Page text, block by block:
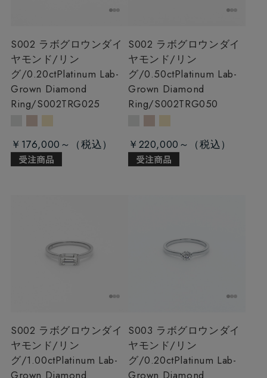
S002 ラボグロウンダイ
ヤモンド/リン
グ/0.20ctPlatinum Lab-
Grown Diamond
Ring/S002TRG025
￥176,000～
S002 ラボグロウンダイ
ヤモンド/リン
グ/0.50ctPlatinum Lab-
Grown Diamond
Ring/S002TRG050
￥220,000～
S002 ラボグロウンダイ
ヤモンド/リン
グ/1.00ctPlatinum Lab-
Grown Diamond
S003 ラボグロウンダイ
ヤモンド/リン
グ/0.20ctPlatinum Lab-
Grown Diamond